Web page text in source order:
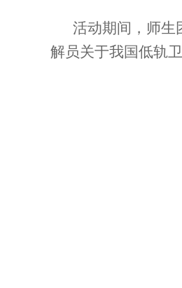
活动期间，师生
解员关于我国低轨